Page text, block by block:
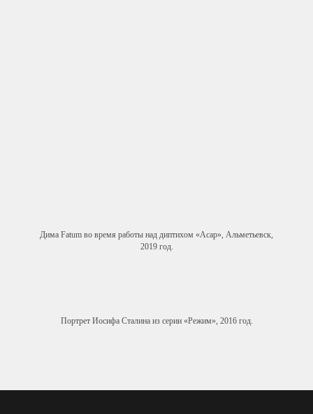
Дима Fatum во время работы над диптихом «Асар», Альметьевск,
2019 год.
Портрет Иосифа Сталина из серии «Режим», 2016 год.